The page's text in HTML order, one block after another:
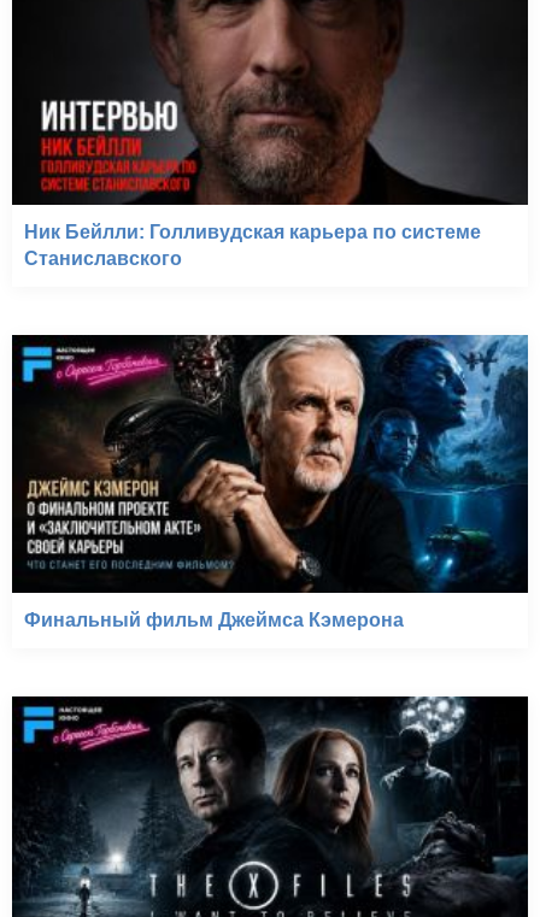
Ник Бейлли: Голливудская карьера по системе
Станиславского
Финальный фильм Джеймса Кэмерона